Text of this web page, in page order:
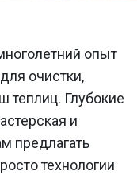
опыт
очистки,
теплиц. Глубокие
и
предлагать
технологии